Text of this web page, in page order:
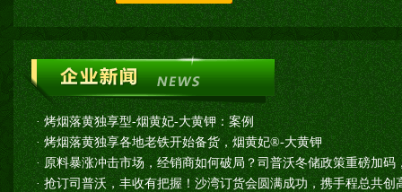
·烤烟落黄独享型-烟黄妃-大黄钾：案例
·烤烟落黄独享各地老铁开始备货，烟黄妃®-大黄钾
· 原料暴涨冲击市场，经销商如何破局？司普沃冬储政策重磅加码
·抢订司普沃，丰收有把握！沙湾订货会圆满成功，携手程总共创